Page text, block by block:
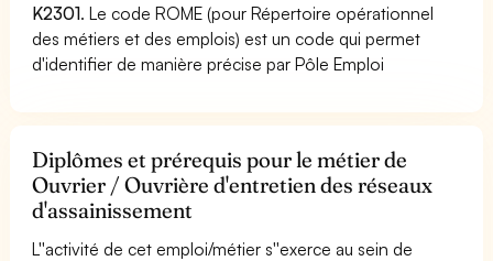
K2301. Le code ROME (pour Répertoire opérationnel
des métiers et des emplois) est un code qui permet
d'identifier de manière précise par Pôle Emploi
Diplômes et prérequis pour le métier de
Ouvrier / Ouvrière d'entretien des réseaux
d'assainissement
L''activité de cet emploi/métier s''exerce au sein de